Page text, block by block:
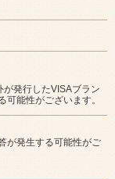
発行したVISAブラン
可能性がございます。
が発生する可能性がご